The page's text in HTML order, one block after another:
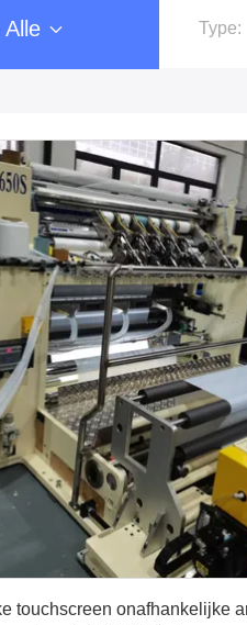
Alle Type:
De Machine van
touchscreen onafhankelijke